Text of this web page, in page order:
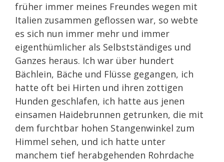
früher immer meines Freundes wegen mit
Italien zusammen geflossen war, so webte
es sich nun immer mehr und immer
eigenthümlicher als Selbstständiges und
Ganzes heraus. Ich war über hundert
Bächlein, Bäche und Flüsse gegangen, ich
hatte oft bei Hirten und ihren zottigen
Hunden geschlafen, ich hatte aus jenen
einsamen Haidebrunnen getrunken, die mit
dem furchtbar hohen Stangenwinkel zum
Himmel sehen, und ich hatte unter
manchem tief herabgehenden Rohrdache